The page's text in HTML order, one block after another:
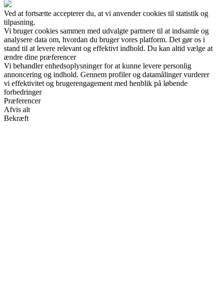
Ved at fortsætte accepterer du, at vi anvender cookies til statistik og
tilpasning.
Vi bruger cookies sammen med udvalgte partnere til at indsamle og
analysere data om, hvordan du bruger vores platform. Det gør os i
stand til at levere relevant og effektivt indhold. Du kan altid vælge at
ændre dine præferencer
Vi behandler enhedsoplysninger for at kunne levere personlig
annoncering og indhold. Gennem profiler og datamålinger vurderer
vi effektivitet og brugerengagement med henblik på løbende
forbedringer
Præferencer
Afvis alt
Bekræft